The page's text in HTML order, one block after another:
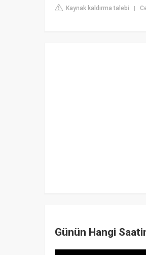
Kaynak kaldırma talebi |
Günün Hangi